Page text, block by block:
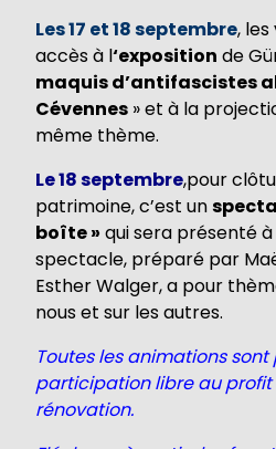
Les 17 et 18 septembre,
accès à l‘exposition de
maquis d’antifascistes
Cévennes » et à la
même thème.
Le 18 septembre,pour
patrimoine, c’est un
boîte » qui sera présenté à
spectacle, préparé par
Esther Walger, a pour
nous et sur les autres.
Toutes les animations
participation libre au
rénovation.